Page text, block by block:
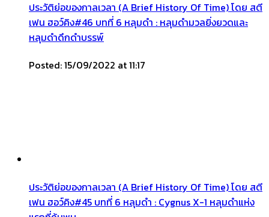
ประวัติย่อของกาลเวลา (A Brief History Of Time) โดย สตี
เฟน ฮอว์คิง#46 บทที่ 6 หลุมดำ : หลุมดำมวลยิ่งยวดและ
หลุมดำดึกดำบรรพ์
Posted: 15/09/2022 at 11:17
ประวัติย่อของกาลเวลา (A Brief History Of Time) โดย สตี
เฟน ฮอว์คิง#45 บทที่ 6 หลุมดำ : Cygnus X-1 หลุมดำแห่ง